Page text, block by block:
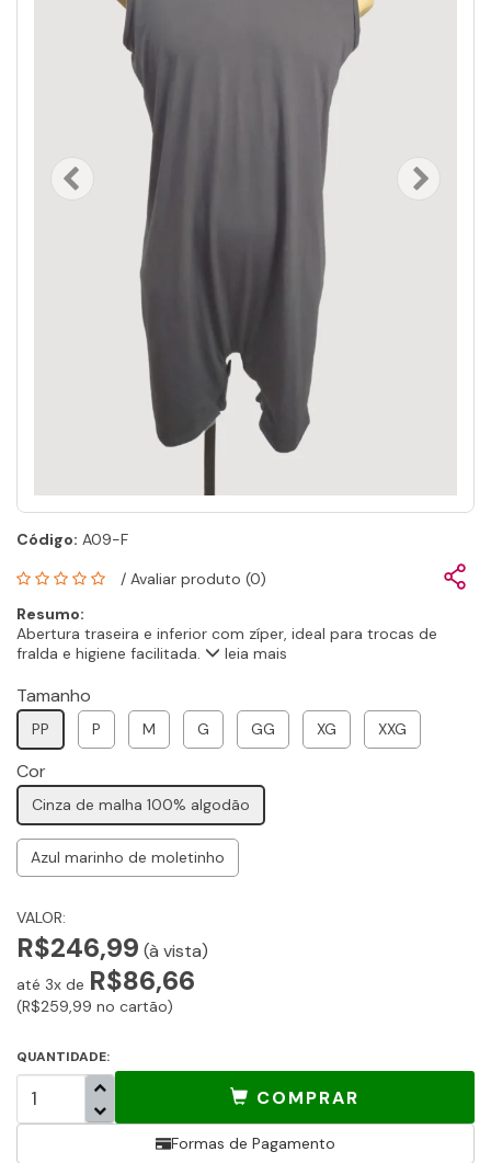
Código: A09-F
/ Avaliar produto (0)
Resumo:
Abertura traseira e inferior com zíper, ideal para trocas de
fralda e higiene facilitada.
leia mais
Tamanho
PP P M G GG XG XXG
Cor
Cinza de malha 100% algodão
Azul marinho de moletinho
VALOR:
R$246,99 (à vista)
até 3x de R$86,66
(R$259,99 no cartão)
QUANTIDADE:
COMPRAR
Formas de Pagamento